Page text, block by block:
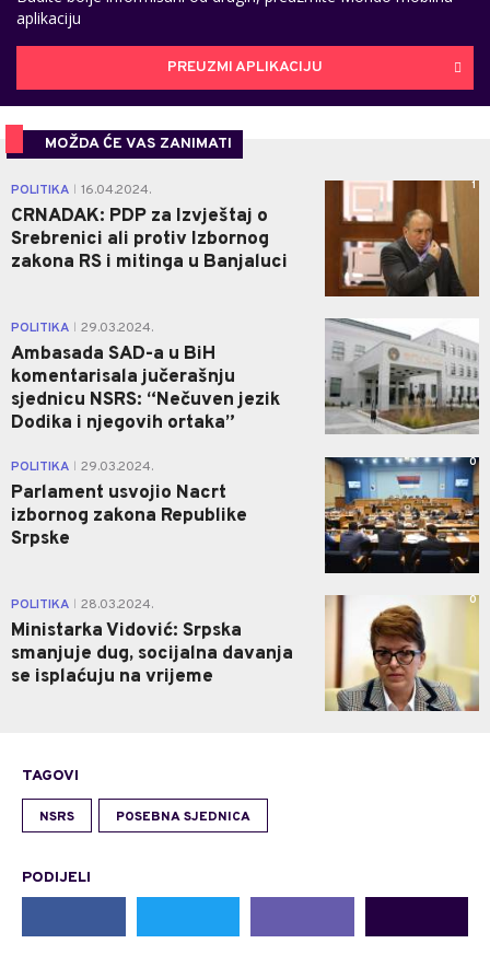
aplikaciju
PREUZMI APLIKACIJU
MOŽDA ĆE VAS ZANIMATI
POLITIKA 16.04.2024.
CRNADAK: PDP za Izvještaj o
Srebrenici ali protiv Izbornog
zakona RS i mitinga u Banjaluci
1
POLITIKA 29.03.2024.
Ambasada SAD-a u BiH
komentarisala jučerašnju
sjednicu NSRS: “Nečuven jezik
Dodika i njegovih ortaka”
POLITIKA 29.03.2024.
Parlament usvojio Nacrt
izbornog zakona Republike
Srpske
0
POLITIKA 28.03.2024.
Ministarka Vidović: Srpska
smanjuje dug, socijalna davanja
se isplaćuju na vrijeme
0
TAGOVI
NSRS POSEBNA SJEDNICA
PODIJELI